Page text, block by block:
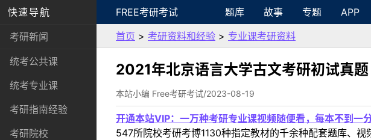
快速导航
考研新闻
统考公共课
统考专业课
考研指南经验
考研院校
FREE考研考试 题库 故事 专题 APP
首页 > 考研资料和经验 > 专业课考研资料
2021年北京语言大学古文考研初试真题
本站小编 Free考研考试/2023-08-19
开通本站VIP：一万种考研专业课视频随便看，每本不到一
547所院校考研考博1130种指定教材的千余种配套题库、